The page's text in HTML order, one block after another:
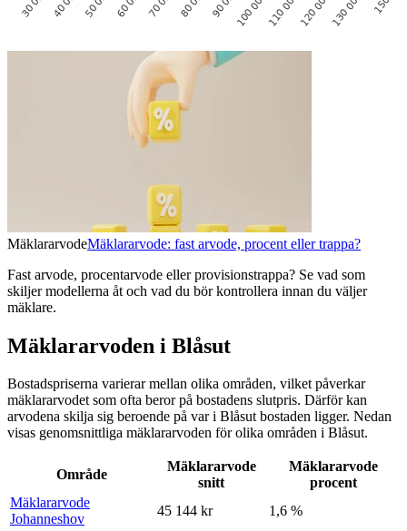
MäklararvodeMäklararvode: fast arvode, procent eller trappa?
Fast arvode, procentarvode eller provisionstrappa? Se vad som
skiljer modellerna åt och vad du bör kontrollera innan du väljer
mäklare.
Mäklararvoden i Blåsut
Bostadspriserna varierar mellan olika områden, vilket påverkar
mäklararvodet som ofta beror på bostadens slutpris. Därför kan
arvodena skilja sig beroende på vari Blåsutbostaden ligger. Nedan
visas genomsnittliga mäklararvoden för olika områden i Blåsut.
Område
Mäklararvode
snitt
Mäklararvode
procent
Mäklararvode
Johanneshov
45 144 kr 1,6 %